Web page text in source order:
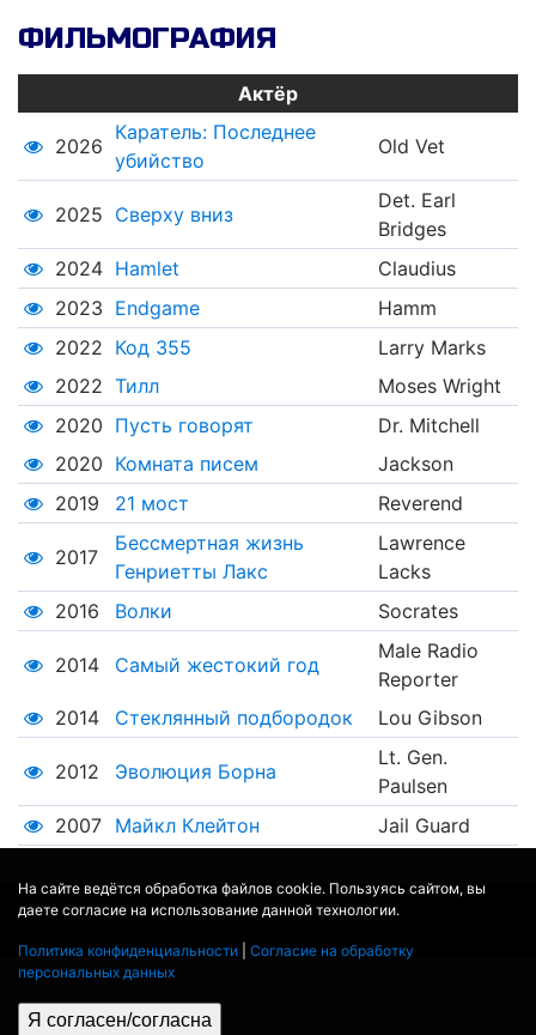
На сайте ведётся обработка файлов cookie. Пользуясь сайтом, вы
даете согласие на использование данной технологии.
Политика конфиденциальности
Согласие на обработку
персональных данных
Я согласен/согласна
ФИЛЬМОГРАФИЯ
Актёр
2026
Каратель: Последнее
убийство
Old Vet
2025 Сверху вниз
Det. Earl
Bridges
2024 Hamlet
Claudius
2023 Endgame
Hamm
2022 Код 355
Larry Marks
2022 Тилл
Moses Wright
2020 Пусть говорят
Dr. Mitchell
2020 Комната писем
Jackson
2019
21 мост Reverend
2017
Бессмертная жизнь
Генриетты Лакс
Lawrence
Lacks
2016
Волки Socrates
2014 Самый жестокий год
Male Radio
Reporter
2014
Стеклянный подбородок Lou Gibson
2012 Эволюция Борна
Lt. Gen.
Paulsen
2007
Майкл Клейтон Jail Guard
© 2017 - 2026MOVIEBOT.RU
ДАННЫЕ ПРЕДОСТАВЛЕНЫ:
ПЕРЕВЕДЕНО СЕРВИСОМЯНДЕКС.ПЕРЕВОД
THEATER BY ICONDOTS FROM THE NOUN PROJECT
ПОЛИТИКА КОНФИДЕНЦИАЛЬНОСТИ
СОГЛАСИЕ НА ОБРАБОТКУ ПЕРСОНАЛЬНЫХ ДАННЫХ